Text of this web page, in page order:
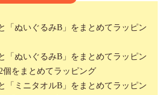
「ぬいぐるみB」をまとめてラッピン
「ぬいぐるみB」をまとめてラッピン
個をまとめてラッピング
「ミニタオルB」をまとめてラッピン